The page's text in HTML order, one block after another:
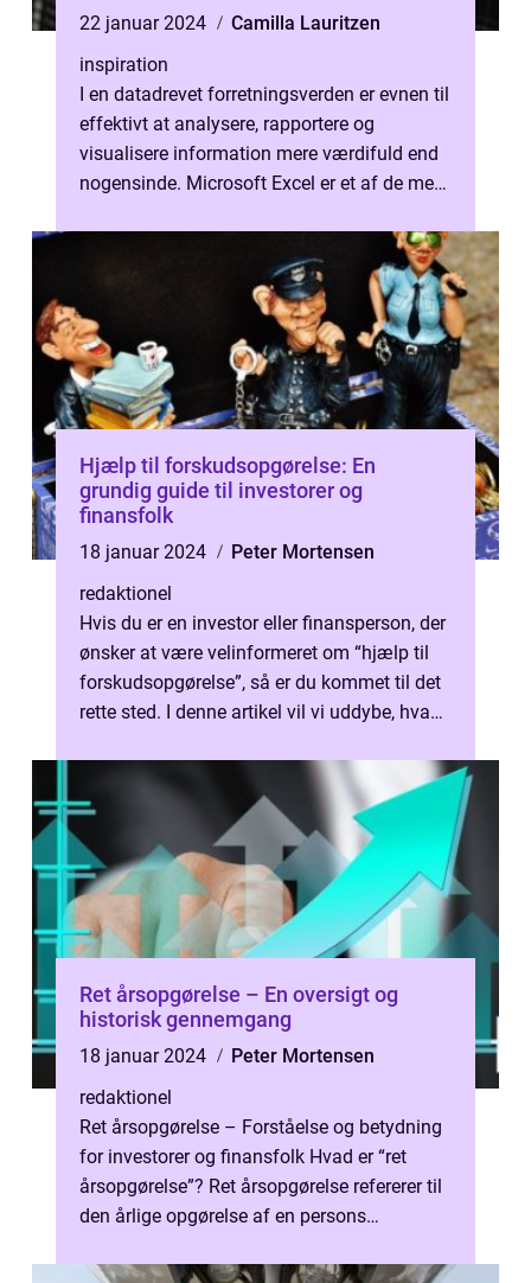
22 januar 2024
Camilla Lauritzen
inspiration
I en datadrevet forretningsverden er evnen til
effektivt at analysere, rapportere og
visualisere information mere værdifuld end
nogensinde. Microsoft Excel er et af de mest
Hjælp til forskudsopgørelse: En
grundig guide til investorer og
finansfolk
18 januar 2024
Peter Mortensen
redaktionel
Hvis du er en investor eller finansperson, der
ønsker at være velinformeret om “hjælp til
forskudsopgørelse”, så er du kommet til det
rette sted. I denne artikel vil vi uddybe, hvad
Ret årsopgørelse – En oversigt og
historisk gennemgang
18 januar 2024
Peter Mortensen
redaktionel
Ret årsopgørelse – Forståelse og betydning
for investorer og finansfolk Hvad er “ret
årsopgørelse”? Ret årsopgørelse refererer til
den årlige opgørelse af en persons